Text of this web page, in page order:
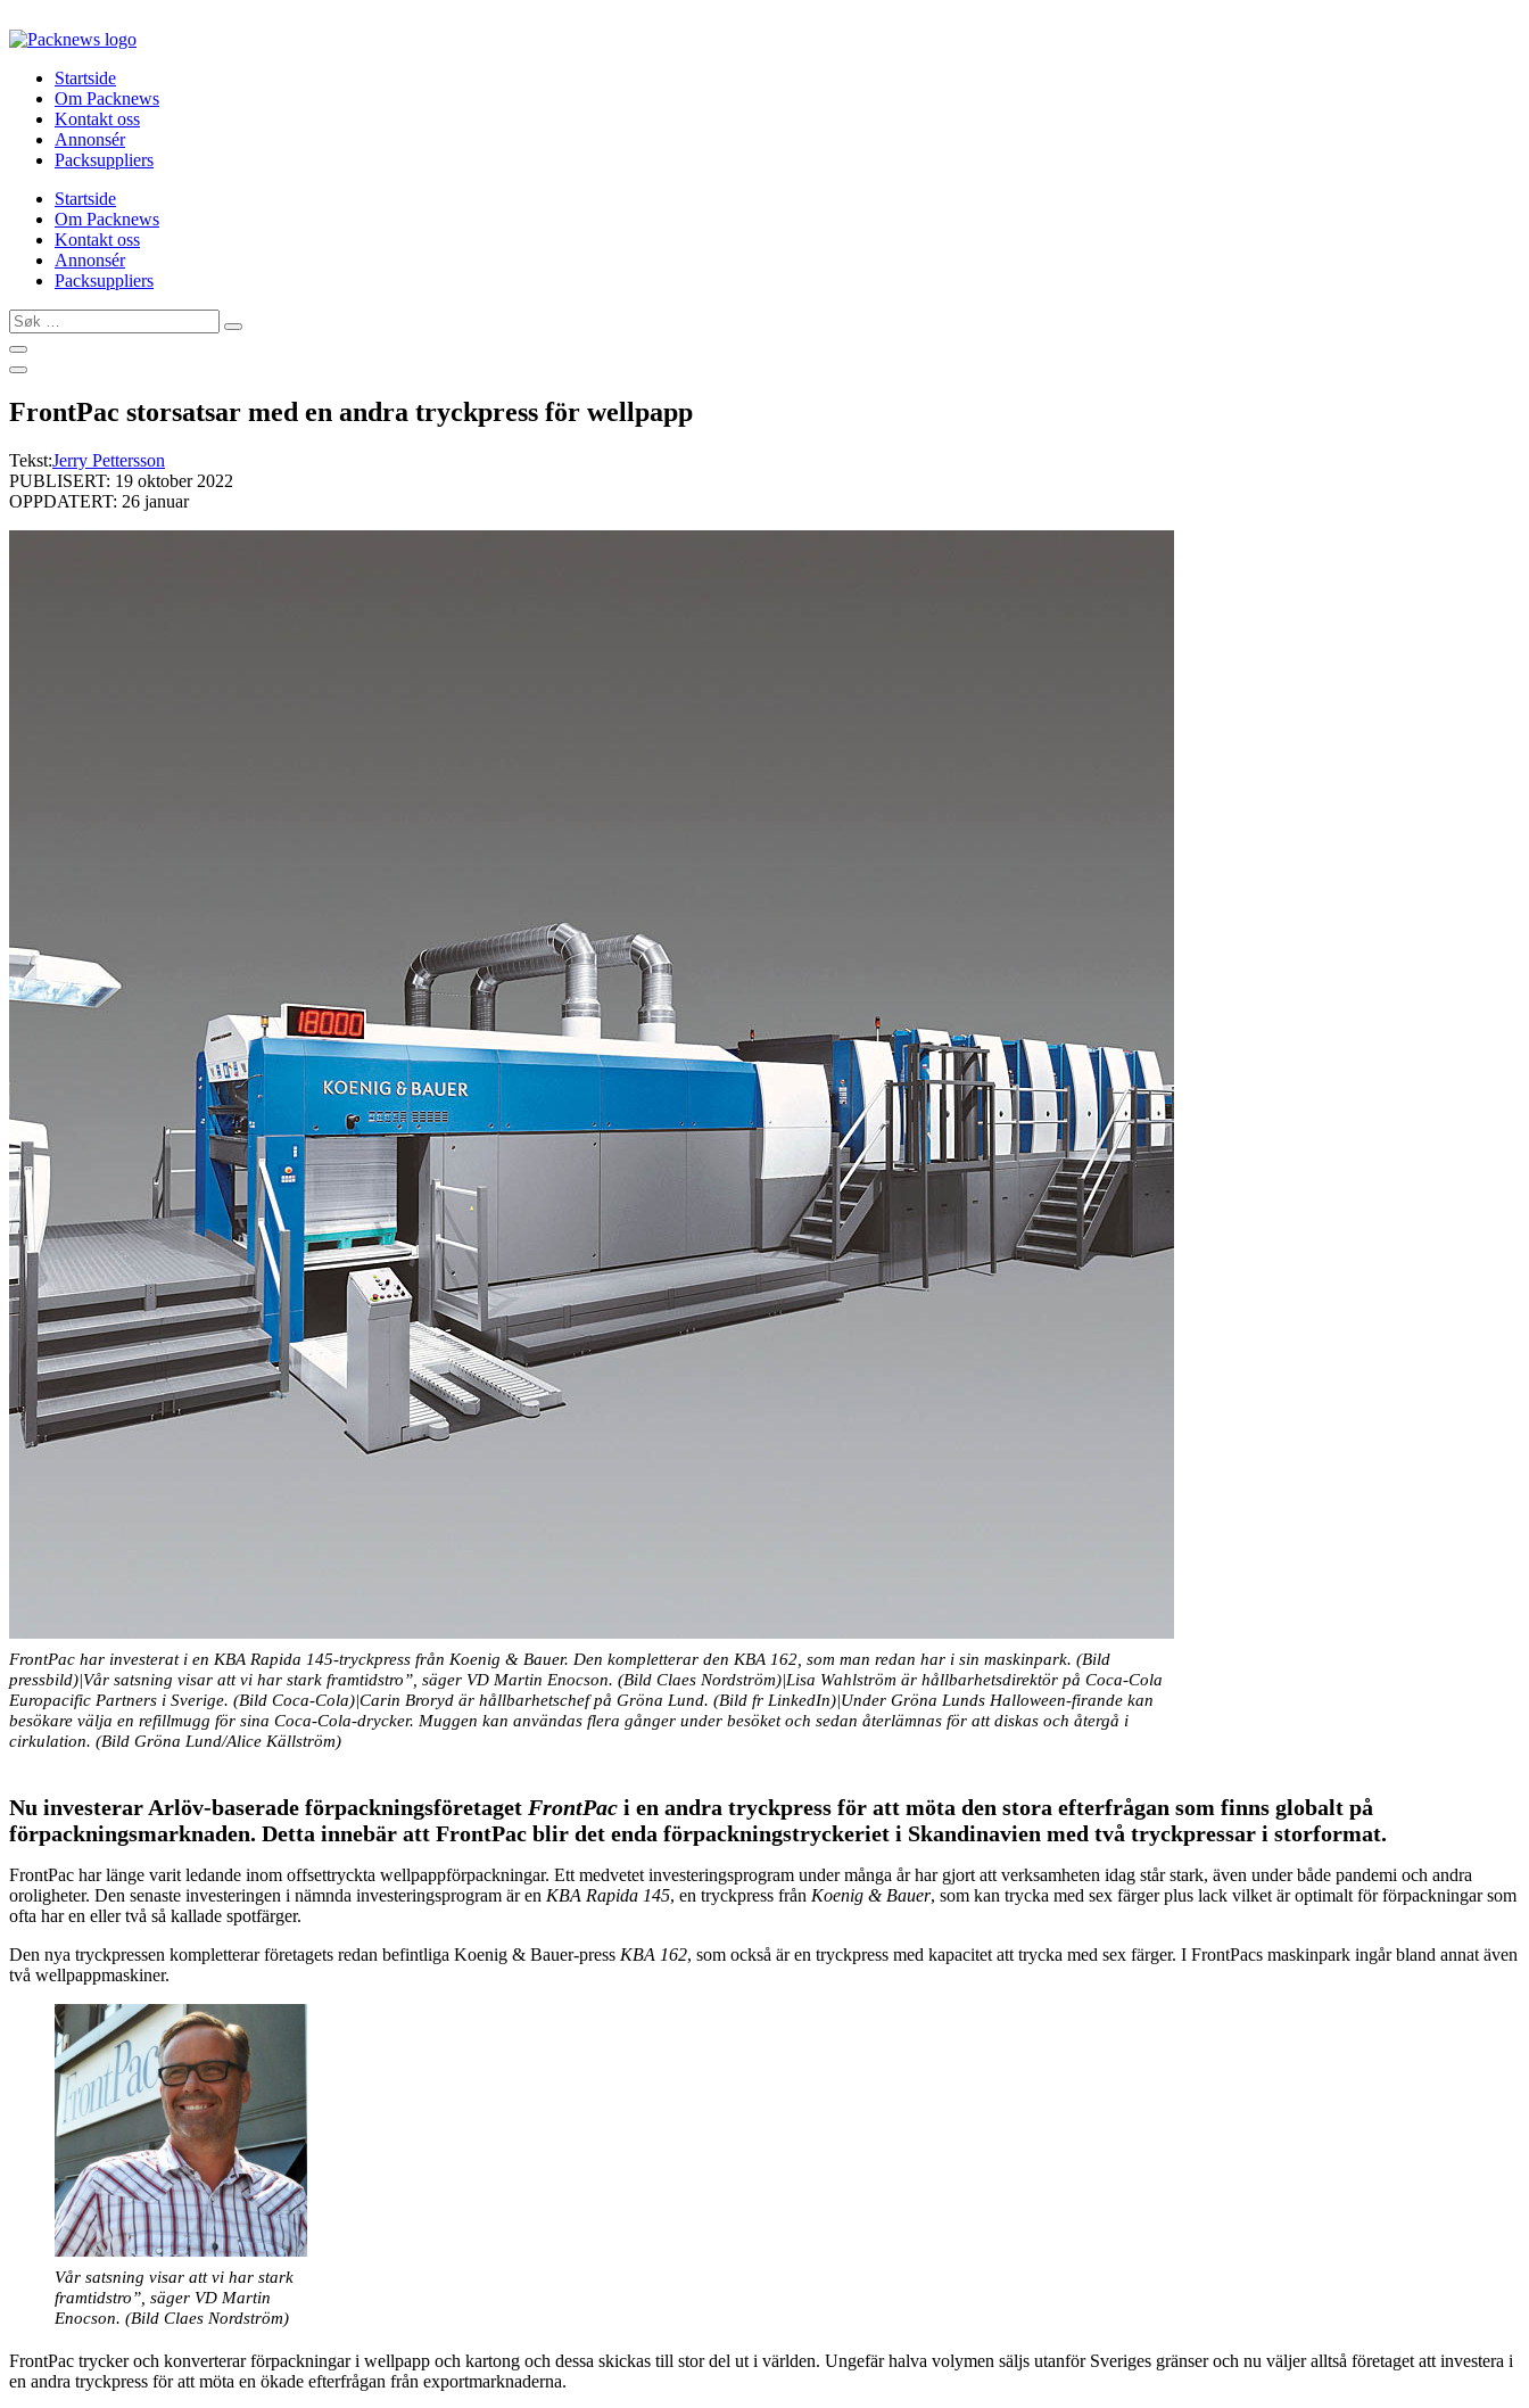
to
Startside
Om Packnews
Kontakt oss
Annonsér
Packsuppliers
Startside
Om Packnews
Kontakt oss
Annonsér
Packsuppliers
Søk
…
FrontPac storsatsar med en andra tryckpress för wellpapp
Tekst:Jerry Pettersson
PUBLISERT: 19 oktober 2022
OPPDATERT: 26 januar
FrontPac har investerat i en KBA Rapida 145-tryckpress från Koenig & Bauer. Den kompletterar den KBA 162, som man redan har i sin maskinpark. (Bild
pressbild)|Vår satsning visar att vi har stark framtidstro”, säger VD Martin Enocson. (Bild Claes Nordström)|Lisa Wahlström är hållbarhetsdirektör på Coca-Cola
Europacific Partners i Sverige. (Bild Coca-Cola)|Carin Broryd är hållbarhetschef på Gröna Lund. (Bild fr LinkedIn)|Under Gröna Lunds Halloween-firande kan
besökare välja en refillmugg för sina Coca-Cola-drycker. Muggen kan användas flera gånger under besöket och sedan återlämnas för att diskas och återgå i
cirkulation. (Bild Gröna Lund/Alice Källström)
Nu investerar Arlöv-baserade förpackningsföretaget FrontPac i en andra tryckpress för att möta den stora efterfrågan som finns globalt på
förpackningsmarknaden. Detta innebär att FrontPac blir det enda förpackningstryckeriet i Skandinavien med två tryckpressar i storformat.
FrontPac har länge varit ledande inom offsettryckta wellpappförpackningar. Ett medvetet investeringsprogram under många år har gjort att verksamheten idag står stark, även under både pandemi och andra
oroligheter. Den senaste investeringen i nämnda investeringsprogram är en KBA Rapida 145, en tryckpress från Koenig & Bauer, som kan trycka med sex färger plus lack vilket är optimalt för förpackningar som
ofta har en eller två så kallade spotfärger.
Den nya tryckpressen kompletterar företagets redan befintliga Koenig & Bauer-press KBA 162, som också är en tryckpress med kapacitet att trycka med sex färger. I FrontPacs maskinpark ingår bland annat även
två wellpappmaskiner.
Vår satsning visar att vi har stark
framtidstro”, säger VD Martin
Enocson. (Bild Claes Nordström)
FrontPac trycker och konverterar förpackningar i wellpapp och kartong och dessa skickas till stor del ut i världen. Ungefär halva volymen säljs utanför Sveriges gränser och nu väljer alltså företaget att investera i
en andra tryckpress för att möta en ökade efterfrågan från exportmarknaderna.